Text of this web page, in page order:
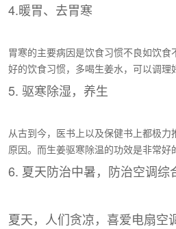
4.暖胃、去胃寒
胃寒的主要病因是饮食习惯不良如饮
好的饮食习惯，多喝生姜水，可以调理
5. 驱寒除湿，养生
从古到今，医书上以及保健书上都极
原因。而生姜驱寒除温的功效是非常好
6. 夏天防治中暑，防治空调综
夏天，人们贪凉，喜爱电扇空